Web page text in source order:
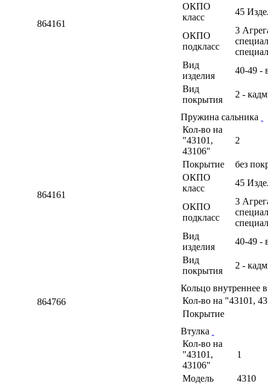
864161
ОКПО
класс
45
ОКПО
подкласс
3
Вид
изделия
40-49 -
Вид
покрытия
2 -
864161
Пружина сальника
Кол-во на
"43101,
43106"
2
Покрытие
без
ОКПО
класс
45
ОКПО
подкласс
3
Вид
изделия
40-49 -
Вид
покрытия
2 -
864766
Кольцо внутреннее
Кол-во на "43101,
Покрытие
Втулка
Кол-во на
"43101,
43106"
1
Модель
4310